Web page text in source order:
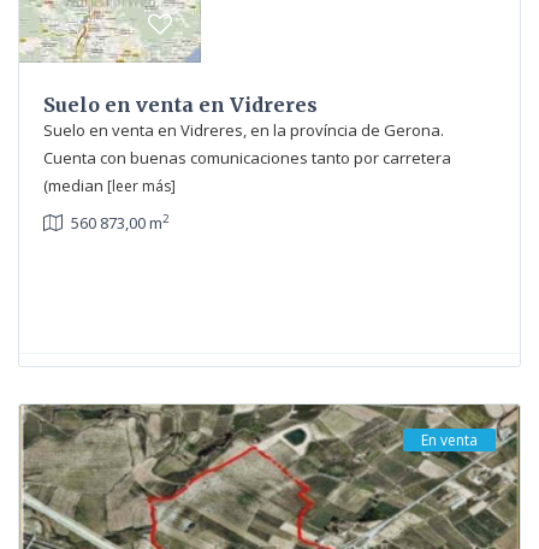
Suelo en venta en Vidreres
Suelo en venta en Vidreres, en la província de Gerona.
Cuenta con buenas comunicaciones tanto por carretera
(median [leer más]
560 873,00 m2
En venta